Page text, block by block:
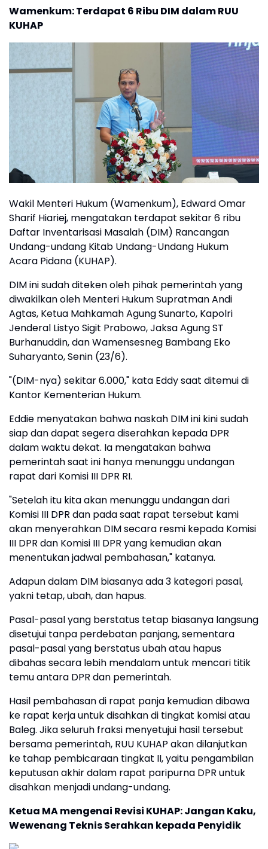
Wamenkum: Terdapat 6 Ribu DIM dalam RUU
KUHAP
Wakil Menteri Hukum (Wamenkum), Edward Omar
Sharif Hiariej, mengatakan terdapat sekitar 6 ribu
Daftar Inventarisasi Masalah (DIM) Rancangan
Undang-undang Kitab Undang-Undang Hukum
Acara Pidana (KUHAP).
DIM ini sudah diteken oleh pihak pemerintah yang
diwakilkan oleh Menteri Hukum Supratman Andi
Agtas, Ketua Mahkamah Agung Sunarto, Kapolri
Jenderal Listyo Sigit Prabowo, Jaksa Agung ST
Burhanuddin, dan Wamensesneg Bambang Eko
Suharyanto, Senin (23/6).
"(DIM-nya) sekitar 6.000," kata Eddy saat ditemui di
Kantor Kementerian Hukum.
Eddie menyatakan bahwa naskah DIM ini kini sudah
siap dan dapat segera diserahkan kepada DPR
dalam waktu dekat. Ia mengatakan bahwa
pemerintah saat ini hanya menunggu undangan
rapat dari Komisi III DPR RI.
"Setelah itu kita akan menunggu undangan dari
Komisi III DPR dan pada saat rapat tersebut kami
akan menyerahkan DIM secara resmi kepada Komisi
III DPR dan Komisi III DPR yang kemudian akan
menentukan jadwal pembahasan," katanya.
Adapun dalam DIM biasanya ada 3 kategori pasal,
yakni tetap, ubah, dan hapus.
Pasal-pasal yang berstatus tetap biasanya langsung
disetujui tanpa perdebatan panjang, sementara
pasal-pasal yang berstatus ubah atau hapus
dibahas secara lebih mendalam untuk mencari titik
temu antara DPR dan pemerintah.
Hasil pembahasan di rapat panja kemudian dibawa
ke rapat kerja untuk disahkan di tingkat komisi atau
Baleg. Jika seluruh fraksi menyetujui hasil tersebut
bersama pemerintah, RUU KUHAP akan dilanjutkan
ke tahap pembicaraan tingkat II, yaitu pengambilan
keputusan akhir dalam rapat paripurna DPR untuk
disahkan menjadi undang-undang.
Ketua MA mengenai Revisi KUHAP: Jangan Kaku,
Wewenang Teknis Serahkan kepada Penyidik